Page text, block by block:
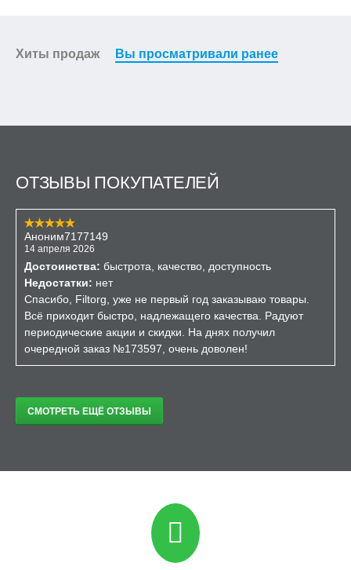
Хиты продаж Вы просматривали ранее
ОТЗЫВЫ ПОКУПАТЕЛЕЙ
Аноним7177149
14 апреля 2026
Достоинства: быстрота, качество, доступность
Недостатки: нет
Спасибо, Filtorg, уже не первый год заказываю товары.
Всё приходит быстро, надлежащего качества. Радуют
периодические акции и скидки. На днях получил
очередной заказ №173597, очень доволен!
СМОТРЕТЬ ЕЩЁ ОТЗЫВЫ